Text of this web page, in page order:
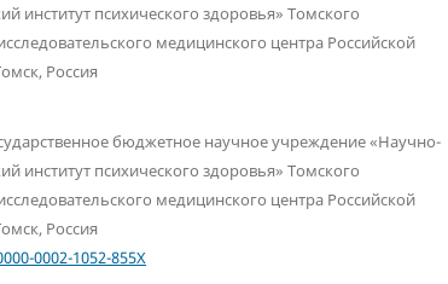
институт психического здоровья» Томского
медицинского центра Российской
Россия
бюджетное научное учреждение «Научно-
институт психического здоровья» Томского
медицинского центра Российской
Россия
0002-1052-855X